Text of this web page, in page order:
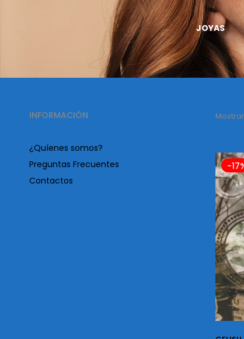
VASOS JOYAS
INFORMACIÓN
¿Quíenes somos?
Preguntas Frecuentes
Contactos
-